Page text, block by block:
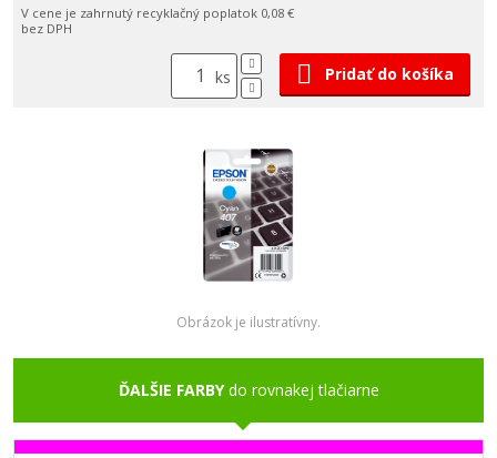
V cene je zahrnutý recyklačný poplatok 0,08 €
bez DPH
ks Pridať do košíka
Obrázok je ilustratívny.
ĎALŠIE FARBYdo rovnakej tlačiarne